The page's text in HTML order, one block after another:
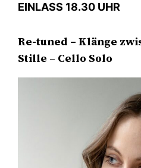
EINLASS 18.30 UHR
Re-tuned – Klänge
Stille – Cello Solo